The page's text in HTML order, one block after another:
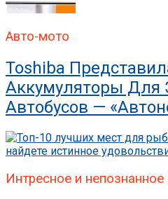
Авто-мото
Toshiba
Аккумуляторы Для
Автобусов —
Интресное и непознанное